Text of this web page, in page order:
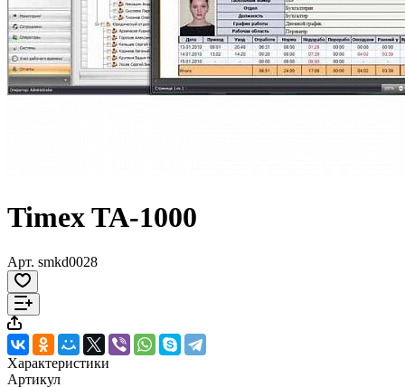
Timex TA-1000
Арт. smkd0028
Характеристики
Артикул